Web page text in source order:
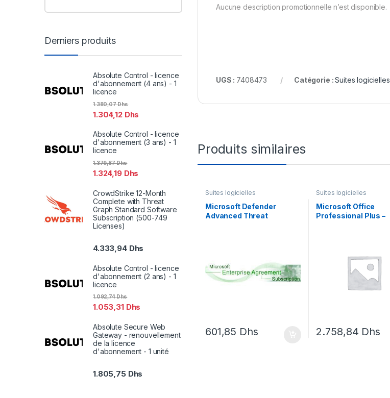
Aucune description promotionnelle n’est disponible.
UGS : 7408473 Catégorie :Suites logicielles
Produits similaires
Suites logicielles
Microsoft Defender
Advanced Threat
601,85 Dhs
Suites logicielles
Microsoft Office
Professional Plus –
2.758,84 Dhs
Derniers produits
Absolute Control - licence
d'abonnement (4 ans) - 1
licence
1.304,12 Dhs
1.380,07Dhs
Absolute Control - licence
d'abonnement (3 ans) - 1
licence
1.324,19 Dhs
1.379,87Dhs
CrowdStrike 12-Month
Complete with Threat
Graph Standard Software
Subscription (500-749
Licenses)
4.333,94 Dhs
Absolute Control - licence
d'abonnement (2 ans) - 1
licence
1.053,31 Dhs
1.092,74Dhs
Absolute Secure Web
Gateway - renouvellement
de la licence
d'abonnement - 1 unité
1.805,75 Dhs